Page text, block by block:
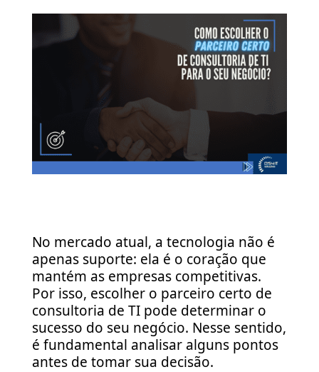
No mercado atual, a tecnologia não é
apenas suporte: ela é o coração que
mantém as empresas competitivas.
Por isso, escolher o parceiro certo de
consultoria de TI pode determinar o
sucesso do seu negócio. Nesse sentido,
é fundamental analisar alguns pontos
antes de tomar sua decisão.